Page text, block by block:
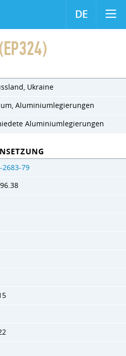
Ukraine
Aluminiumlegierungen
Aluminiumlegierungen
2683-79
DE